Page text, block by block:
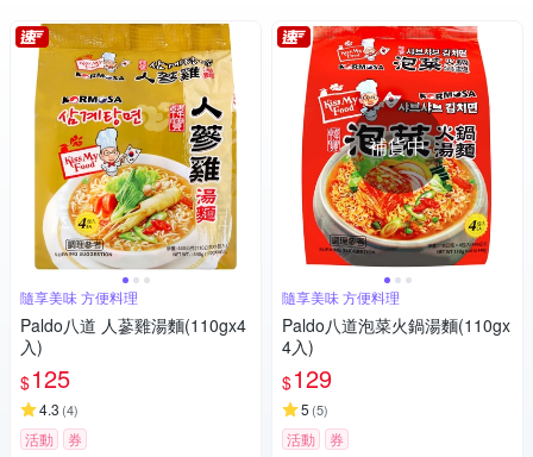
隨享美味 方便料理
Paldo八道 人蔘雞湯麵(110gx4
入)
$125
4.3 (4)
活動 券
補貨中
隨享美味 方便料理
Paldo八道泡菜火鍋湯麵(110gx
4入)
$129
5 (5)
活動 券